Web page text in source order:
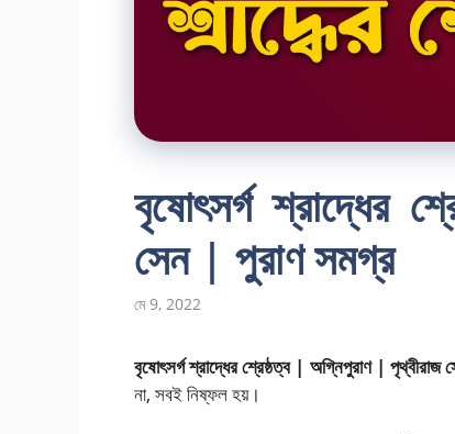
বৃষোৎসর্গ শ্রাদ্ধের
সেন | পুরাণ সমগ্র
মে 9, 2022
বৃষোৎসর্গ শ্রাদ্ধের শ্রেষ্ঠত্ব | অগ্নিপুরাণ |
না, সবই নিষ্ফল হয়।